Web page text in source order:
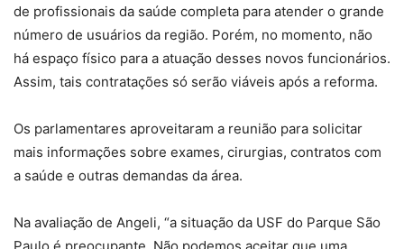
de profissionais da saúde completa para atender o grande
número de usuários da região. Porém, no momento, não
há espaço físico para a atuação desses novos funcionários.
Assim, tais contratações só serão viáveis após a reforma.
Os parlamentares aproveitaram a reunião para solicitar
mais informações sobre exames, cirurgias, contratos com
a saúde e outras demandas da área.
Na avaliação de Angeli, “a situação da USF do Parque São